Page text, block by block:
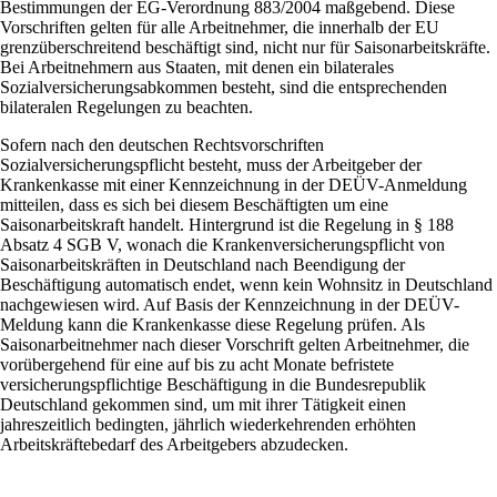
Bestimmungen der EG-Verordnung 883/2004 maßgebend. Diese
Vorschriften gelten für alle Arbeitnehmer, die innerhalb der EU
grenzüberschreitend beschäftigt sind, nicht nur für Saisonarbeitskräfte.
Bei Arbeitnehmern aus Staaten, mit denen ein bilaterales
Sozialversicherungsabkommen besteht, sind die entsprechenden
bilateralen Regelungen zu beachten.
Sofern nach den deutschen Rechtsvorschriften
Sozialversicherungspflicht besteht, muss der Arbeitgeber der
Krankenkasse mit einer Kennzeichnung in der DEÜV-Anmeldung
mitteilen, dass es sich bei diesem Beschäftigten um eine
Saisonarbeitskraft handelt. Hintergrund ist die Regelung in § 188
Absatz 4 SGB V, wonach die Krankenversicherungspflicht von
Saisonarbeitskräften in Deutschland nach Beendigung der
Beschäftigung automatisch endet, wenn kein Wohnsitz in Deutschland
nachgewiesen wird. Auf Basis der Kennzeichnung in der DEÜV-
Meldung kann die Krankenkasse diese Regelung prüfen. Als
Saisonarbeitnehmer nach dieser Vorschrift gelten Arbeitnehmer, die
vorübergehend für eine auf bis zu acht Monate befristete
versicherungspflichtige Beschäftigung in die Bundesrepublik
Deutschland gekommen sind, um mit ihrer Tätigkeit einen
jahreszeitlich bedingten, jährlich wiederkehrenden erhöhten
Arbeitskräftebedarf des Arbeitgebers abzudecken.